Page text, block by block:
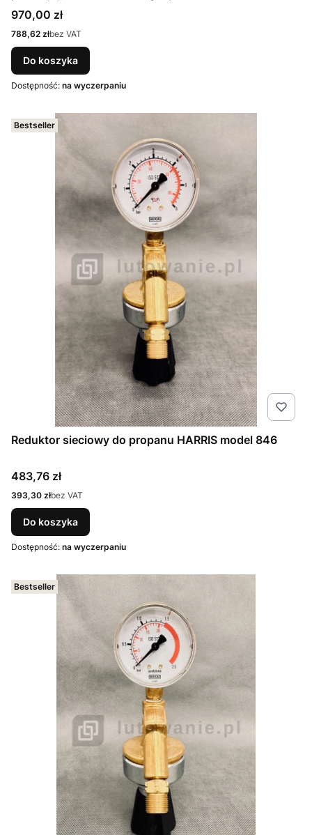
Cena
970,00 zł
Cena
788,62 złbez VAT
Do koszyka
Dostępność: na wyczerpaniu
Bestseller
Reduktor sieciowy do propanu HARRIS model 846
Cena
483,76 zł
Cena
393,30 złbez VAT
Do koszyka
Dostępność: na wyczerpaniu
Bestseller